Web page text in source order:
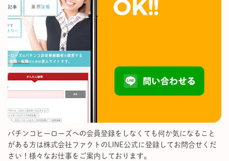
パチンコヒーローズへの会員登録をしなくても何か気になること
がある方は株式会社ファクトのLINE公式に登録してお問合せくだ
さい！様々なお仕事をご案内しております。